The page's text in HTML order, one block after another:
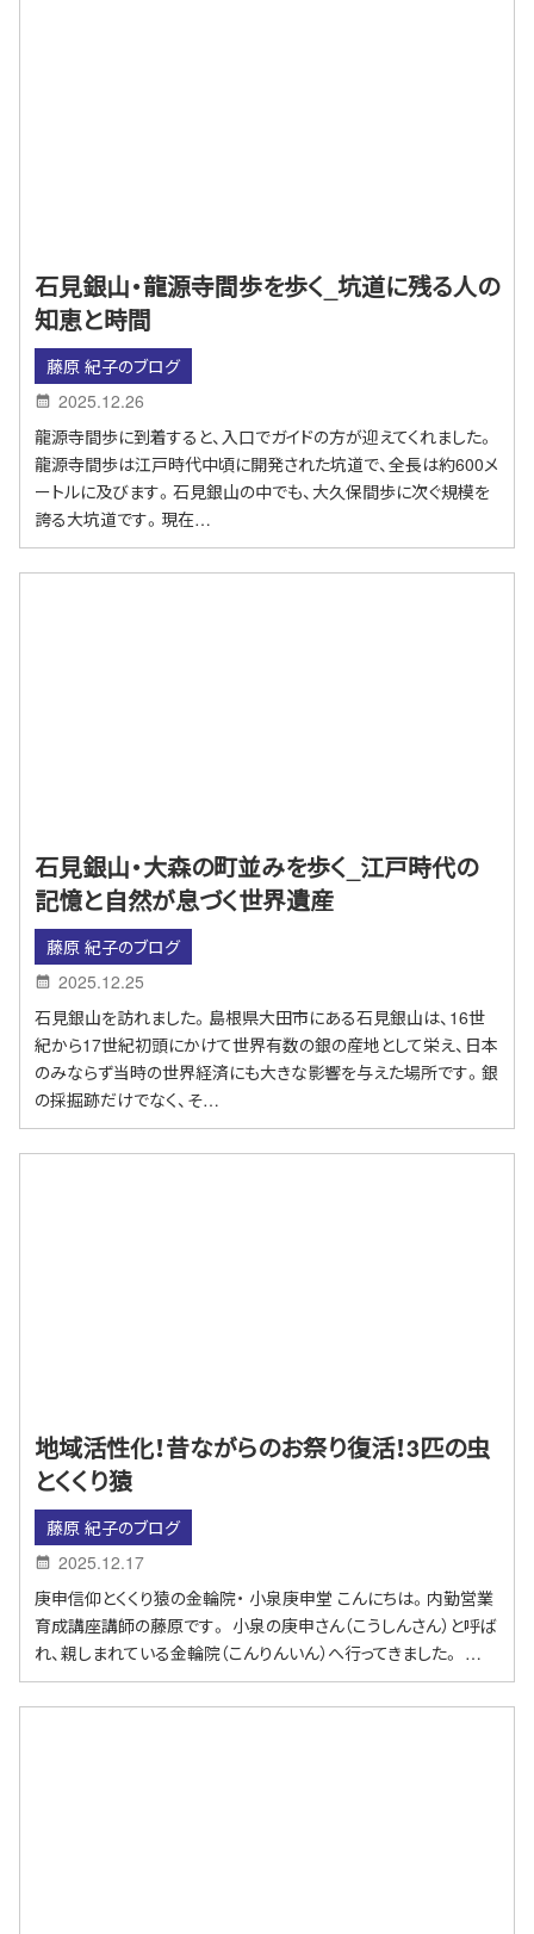
石見銀山・龍源寺間歩を歩く_坑道に残る人の
知恵と時間
藤原 紀子のブログ
2025.12.26
龍源寺間歩に到着すると、入口でガイドの方が迎えてくれました。
龍源寺間歩は江戸時代中頃に開発された坑道で、全長は約600メ
ートルに及びます。石見銀山の中でも、大久保間歩に次ぐ規模を
誇る大坑道です。現在…
石見銀山・大森の町並みを歩く_江戸時代の
記憶と自然が息づく世界遺産
藤原 紀子のブログ
2025.12.25
石見銀山を訪れました。島根県大田市にある石見銀山は、16世
紀から17世紀初頭にかけて世界有数の銀の産地として栄え、日本
のみならず当時の世界経済にも大きな影響を与えた場所です。銀
の採掘跡だけでなく、そ…
地域活性化！昔ながらのお祭り復活！3匹の虫
とくくり猿
藤原 紀子のブログ
2025.12.17
庚申信仰とくくり猿の金輪院・ 小泉庚申堂 こんにちは。内勤営業
育成講座講師の藤原です。 小泉の庚申さん（こうしんさん）と呼ば
れ、親しまれている金輪院（こんりんいん）へ行ってきました。 …